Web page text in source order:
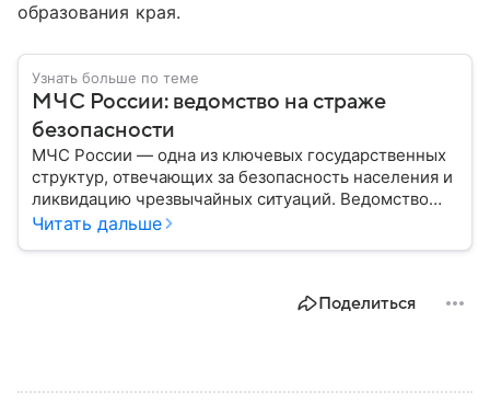
образования края.
Узнать больше по теме
МЧС России: ведомство на страже
безопасности
МЧС России — одна из ключевых государственных
структур, отвечающих за безопасность населения и
ликвидацию чрезвычайных ситуаций. Ведомство
играет важную роль в защите граждан от
задачи выполняет и какую роль играет в
Читать дальше
Поделиться